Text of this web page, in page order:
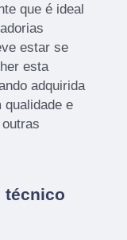
que é ideal
estar se
esta
adquirida
qualidade e
técnico